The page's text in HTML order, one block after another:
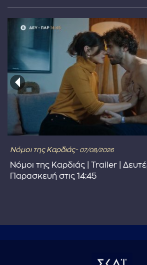
Νόμοι της Καρδιάς- 07/08/2026
Νόμοι της Καρδιάς | Trailer |
Παρασκευή στις 14:45